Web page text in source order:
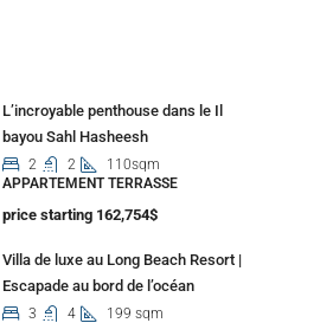
L’incroyable penthouse dans le Il
bayou Sahl Hasheesh
2 2
110sqm
APPARTEMENT TERRASSE
price starting 162,754$
Villa de luxe au Long Beach Resort |
Escapade au bord de l’océan
3 4
199 sqm